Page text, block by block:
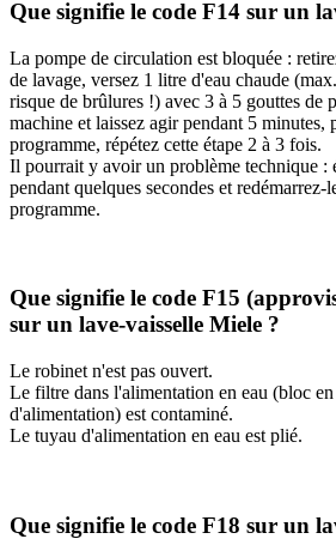
Que signifie le code F14 sur un
La pompe de circulation est bloquée :
de lavage, versez 1 litre d'eau chaude
risque de brûlures !) avec 3 à 5 gouttes de
machine et laissez agir pendant 5 minutes,
programme, répétez cette étape 2 à 3 fois.
Il pourrait y avoir un problème technique :
pendant quelques secondes et redémarrez-
programme.
Que signifie le code F15
sur un lave-vaisselle Miele ?
Le robinet n'est pas ouvert.
Le filtre dans l'alimentation en eau (bloc
d'alimentation) est contaminé.
Le tuyau d'alimentation en eau est plié.
Que signifie le code F18 sur un